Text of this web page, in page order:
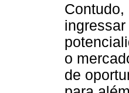
Contudo,
o
de